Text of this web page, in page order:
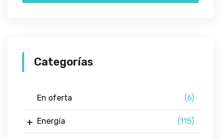
Categorías
En oferta (6)
Energía (115)